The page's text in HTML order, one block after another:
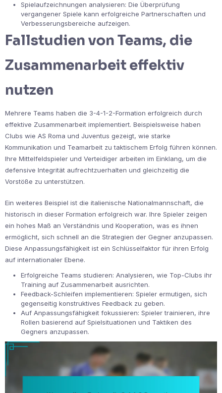
Spielaufzeichnungen analysieren: Die Überprüfung
vergangener Spiele kann erfolgreiche Partnerschaften und
Verbesserungsbereiche aufzeigen.
Fallstudien von Teams, die
Zusammenarbeit effektiv
nutzen
Mehrere Teams haben die 3-4-1-2-Formation erfolgreich durch
effektive Zusammenarbeit implementiert. Beispielsweise haben
Clubs wie AS Roma und Juventus gezeigt, wie starke
Kommunikation und Teamarbeit zu taktischem Erfolg führen können.
Ihre Mittelfeldspieler und Verteidiger arbeiten im Einklang, um die
defensive Integrität aufrechtzuerhalten und gleichzeitig die
Vorstöße zu unterstützen.
Ein weiteres Beispiel ist die italienische Nationalmannschaft, die
historisch in dieser Formation erfolgreich war. Ihre Spieler zeigen
ein hohes Maß an Verständnis und Kooperation, was es ihnen
ermöglicht, sich schnell an die Strategien der Gegner anzupassen.
Diese Anpassungsfähigkeit ist ein Schlüsselfaktor für ihren Erfolg
auf internationaler Ebene.
Erfolgreiche Teams studieren: Analysieren, wie Top-Clubs ihr
Training auf Zusammenarbeit ausrichten.
Feedback-Schleifen implementieren: Spieler ermutigen, sich
gegenseitig konstruktives Feedback zu geben.
Auf Anpassungsfähigkeit fokussieren: Spieler trainieren, ihre
Rollen basierend auf Spielsituationen und Taktiken des
Gegners anzupassen.